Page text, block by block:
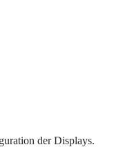
der Displays.